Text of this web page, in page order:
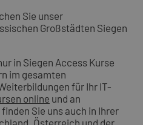
Sie unser
Großstädten Siegen
in Siegen Access Kurse
im gesamten
für Ihr IT-
online und an
finden Sie uns auch in Ihrer